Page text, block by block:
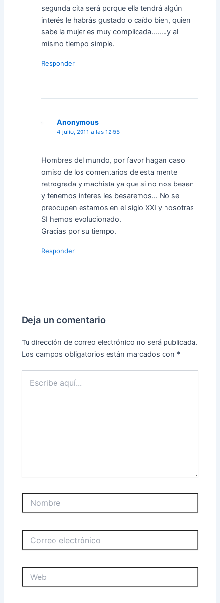
segunda cita será porque ella tendrá algún
interés le habrás gustado o caído bien, quien
sabe la mujer es muy complicada……..y al
mismo tiempo simple.
Responder
Anonymous
4 julio, 2011 a las 12:55
Hombres del mundo, por favor hagan caso
omiso de los comentarios de esta mente
retrograda y machista ya que si no nos besan
y tenemos interes les besaremos… No se
preocupen estamos en el siglo XXI y nosotras
SI hemos evolucionado.
Gracias por su tiempo.
Responder
Deja un comentario
Tu dirección de correo electrónico no será publicada.
Los campos obligatorios están marcados con *
aquí...
electrónico